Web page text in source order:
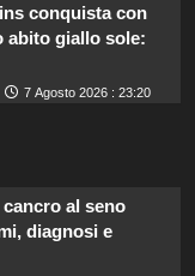
conquista con
abito giallo sole:
7 Agosto 2026 : 23:20
al seno
diagnosi e